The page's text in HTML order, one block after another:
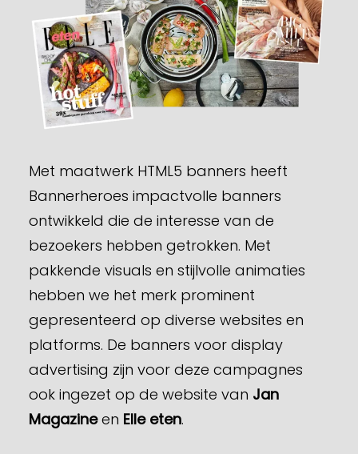
Met maatwerk HTML5 banners heeft
Bannerheroes impactvolle banners
ontwikkeld die de interesse van de
bezoekers hebben getrokken. Met
pakkende visuals en stijlvolle animaties
hebben we het merk prominent
gepresenteerd op diverse websites en
platforms. De banners voor display
advertising zijn voor deze campagnes
ook ingezet op de website van Jan
Magazineen Elle eten.